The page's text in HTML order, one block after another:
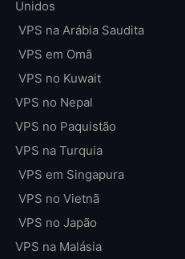
Unidos
VPS na Arábia Saudita
VPS em Omã
VPS no Kuwait
VPS no Nepal
VPS no Paquistão
VPS na Turquia
VPS em Singapura
VPS no Vietnã
VPS no Japão
VPS na Malásia